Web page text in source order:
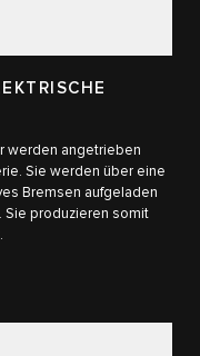
werden angetrieben
Sie werden über eine
Bremsen aufgeladen
Sie produzieren somit